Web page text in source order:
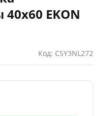
EKON
Код: CSY3NL272